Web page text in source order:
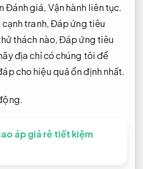
Đánh giá, Vận hành liên tục.
tranh,Đáp ứng tiêu
thách nào,Đáp ứng tiêu
địa chỉ có chúng tôi để
cho hiệu quả ổn định nhất.
áp giá rẻ tiết kiệm